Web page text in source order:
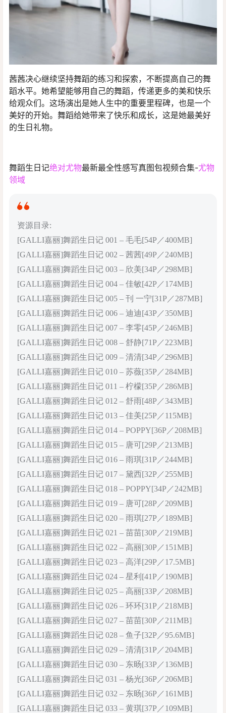
茜茜决心继续坚持舞蹈的练习和探索，不断提高自己的舞
蹈水平。她希望能够用自己的舞蹈，传递更多的美和快乐
给观众们。这场演出是她人生中的重要里程碑，也是一个
美好的开始。舞蹈给她带来了快乐和成长，这是她最美好
的生日礼物。
舞蹈生日记绝对尤物最新最全性感写真图包视频合集-尤物
领域
资源目录:
[GALLI嘉丽]舞蹈生日记 001 – 毛毛[54P／400MB]
[GALLI嘉丽]舞蹈生日记 002 – 茜茜[49P／240MB]
[GALLI嘉丽]舞蹈生日记 003 – 欣美[34P／298MB]
[GALLI嘉丽]舞蹈生日记 004 – 佳敏[42P／174MB]
[GALLI嘉丽]舞蹈生日记 005 – 刊 一宁[31P／287MB]
[GALLI嘉丽]舞蹈生日记 006 – 迪迪[43P／350MB]
[GALLI嘉丽]舞蹈生日记 007 – 李零[45P／246MB]
[GALLI嘉丽]舞蹈生日记 008 – 舒静[71P／223MB]
[GALLI嘉丽]舞蹈生日记 009 – 清清[34P／296MB]
[GALLI嘉丽]舞蹈生日记 010 – 苏薇[35P／284MB]
[GALLI嘉丽]舞蹈生日记 011 – 柠檬[35P／286MB]
[GALLI嘉丽]舞蹈生日记 012 – 舒雨[48P／343MB]
[GALLI嘉丽]舞蹈生日记 013 – 佳美[25P／115MB]
[GALLI嘉丽]舞蹈生日记 014 – POPPY[36P／208MB]
[GALLI嘉丽]舞蹈生日记 015 – 唐可[29P／213MB]
[GALLI嘉丽]舞蹈生日记 016 – 雨琪[31P／244MB]
[GALLI嘉丽]舞蹈生日记 017 – 黛西[32P／255MB]
[GALLI嘉丽]舞蹈生日记 018 – POPPY[34P／242MB]
[GALLI嘉丽]舞蹈生日记 019 – 唐可[28P／209MB]
[GALLI嘉丽]舞蹈生日记 020 – 雨琪[27P／189MB]
[GALLI嘉丽]舞蹈生日记 021 – 苗苗[30P／219MB]
[GALLI嘉丽]舞蹈生日记 022 – 高丽[30P／151MB]
[GALLI嘉丽]舞蹈生日记 023 – 高洋[29P／17.5MB]
[GALLI嘉丽]舞蹈生日记 024 – 星利[41P／190MB]
[GALLI嘉丽]舞蹈生日记 025 – 高丽[33P／208MB]
[GALLI嘉丽]舞蹈生日记 026 – 环环[31P／218MB]
[GALLI嘉丽]舞蹈生日记 027 – 苗苗[30P／211MB]
[GALLI嘉丽]舞蹈生日记 028 – 鱼子[32P／95.6MB]
[GALLI嘉丽]舞蹈生日记 029 – 清清[31P／204MB]
[GALLI嘉丽]舞蹈生日记 030 – 东旸[33P／136MB]
[GALLI嘉丽]舞蹈生日记 031 – 杨光[36P／206MB]
[GALLI嘉丽]舞蹈生日记 032 – 东旸[36P／161MB]
[GALLI嘉丽]舞蹈生日记 033 – 黄琪[37P／109MB]